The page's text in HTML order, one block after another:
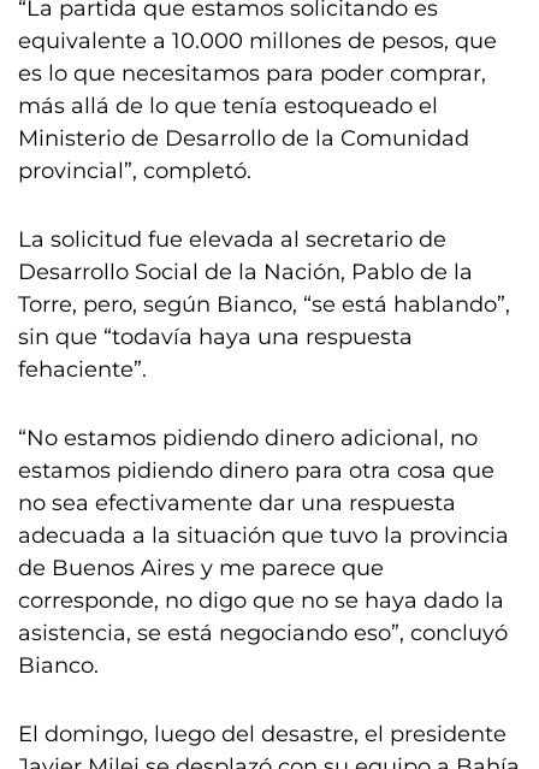
“La partida que estamos solicitando es
equivalente a 10.000 millones de pesos, que
es lo que necesitamos para poder comprar,
más allá de lo que tenía estoqueado el
Ministerio de Desarrollo de la Comunidad
provincial”, completó.
La solicitud fue elevada al secretario de
Desarrollo Social de la Nación, Pablo de la
Torre, pero, según Bianco, “se está hablando”,
sin que “todavía haya una respuesta
fehaciente”.
“No estamos pidiendo dinero adicional, no
estamos pidiendo dinero para otra cosa que
no sea efectivamente dar una respuesta
adecuada a la situación que tuvo la provincia
de Buenos Aires y me parece que
corresponde, no digo que no se haya dado la
asistencia, se está negociando eso”, concluyó
Bianco.
El domingo, luego del desastre, el presidente